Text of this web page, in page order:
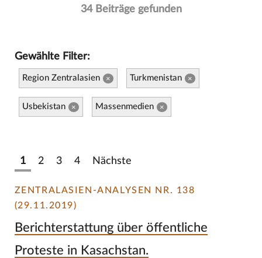
34 Beiträge gefunden
Gewählte Filter:
Region Zentralasien × Turkmenistan ×
Usbekistan × Massenmedien ×
1 2 3 4 Nächste
ZENTRALASIEN-ANALYSEN NR. 138
(29.11.2019)
Berichterstattung über öffentliche
Proteste in Kasachstan.